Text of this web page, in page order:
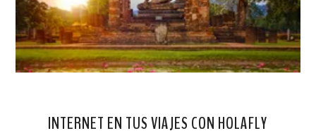
INTERNET EN TUS VIAJES CON HOLAFLY